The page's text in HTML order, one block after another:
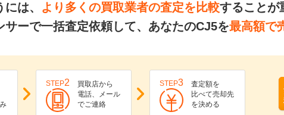
は、 より多くの買取業者の査定を比較することが
サーで一括査定依頼して、あなたのCJ5を最高額で
STEP2
買取店から
電話、メール
でご連絡
STEP3
査定額を
比べて売却先
を決める